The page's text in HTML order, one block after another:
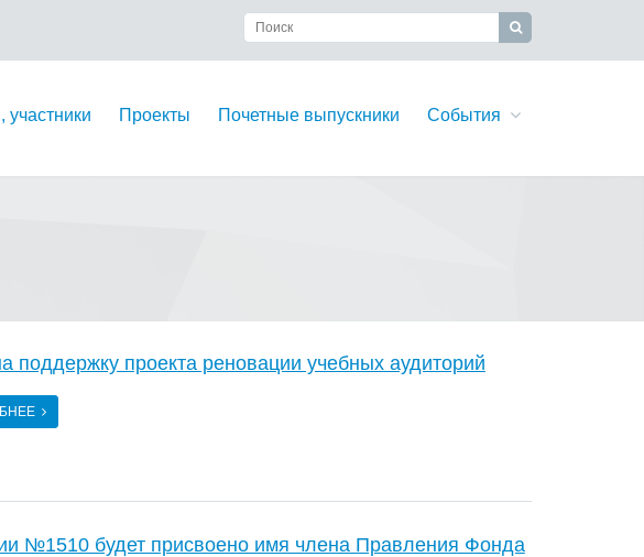
участники Проекты Почетные выпускники События
поддержку проекта реновации учебных аудиторий
№1510 будет присвоено имя члена Правления Фонда